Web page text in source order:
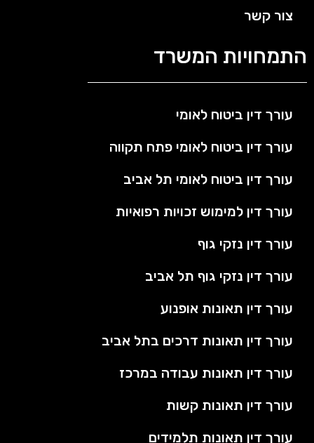
צור קשר
התמחויות המשרד
עורך דין ביטוח לאומי
עורך דין ביטוח לאומי פתח תקווה
עורך דין ביטוח לאומי תל אביב
עורך דין למימוש זכויות רפואיות
עורך דין נזקי גוף
עורך דין נזקי גוף תל אביב
עורך דין תאונות אופנוע
עורך דין תאונות דרכים בתל אביב
עורך דין תאונות עבודה במרכז
עורך דין תאונות קשות
עורך דין תאונות תלמידים